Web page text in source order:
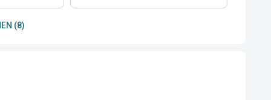
(8)